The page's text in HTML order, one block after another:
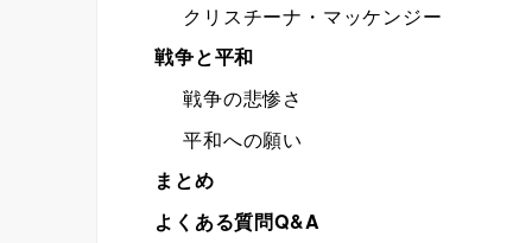
クリスチーナ・マッケンジー
戦争と平和
戦争の悲惨さ
平和への願い
まとめ
よくある質問Q&A